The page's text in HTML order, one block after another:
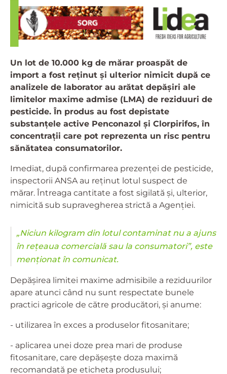
Un lot de 10.000 kg de mărar proaspăt de
import a fost reținut și ulterior nimicit după ce
analizele de laborator au arătat depășiri ale
limitelor maxime admise (LMA) de reziduuri de
pesticide. În produs au fost depistate
substanțele active Penconazol și Clorpirifos, în
concentrații care pot reprezenta un risc pentru
sănătatea consumatorilor.
Imediat, după confirmarea prezenței de pesticide,
inspectorii ANSA au reținut lotul suspect de
mărar. Întreaga cantitate a fost sigilată și, ulterior,
nimicită sub supravegherea strictă a Agenției.
„Niciun kilogram din lotul contaminat nu a ajuns
în rețeaua comercială sau la consumatori”, este
menționat în comunicat.
Depășirea limitei maxime admisibile a reziduurilor
apare atunci când nu sunt respectate bunele
practici agricole de către producători, și anume:
- utilizarea în exces a produselor fitosanitare;
- aplicarea unei doze prea mari de produse
fitosanitare, care depășește doza maximă
recomandată pe eticheta produsului;